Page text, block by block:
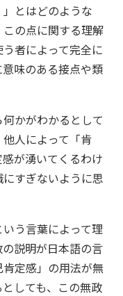
とはどのような
この点に関する理解
者によって完全に
味のある接点や類
かがわかるとして
人によって「肯
が湧いてくるわけ
すぎないように思
う言葉によって理
説明が日本語の言
定感」の用法が無
しても、この無政